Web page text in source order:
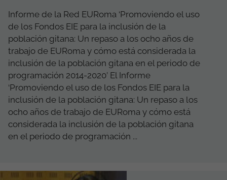
Informe de la Red EURoma ‘Promoviendo el uso
de los Fondos EIE para la inclusión de la
población gitana: Un repaso a los ocho años de
trabajo de EURoma y cómo está considerada la
inclusión de la población gitana en el periodo de
programación 2014-2020’ El Informe
‘Promoviendo el uso de los Fondos EIE para la
inclusión de la población gitana: Un repaso a los
ocho años de trabajo de EURoma y cómo está
considerada la inclusión de la población gitana
en el periodo de programación ...